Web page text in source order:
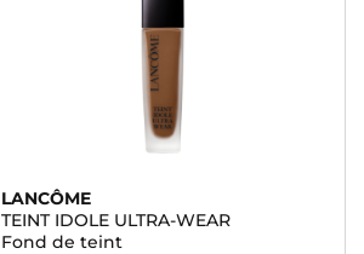
LANCÔME
TEINT IDOLE ULTRA-WEAR
Fond de teint